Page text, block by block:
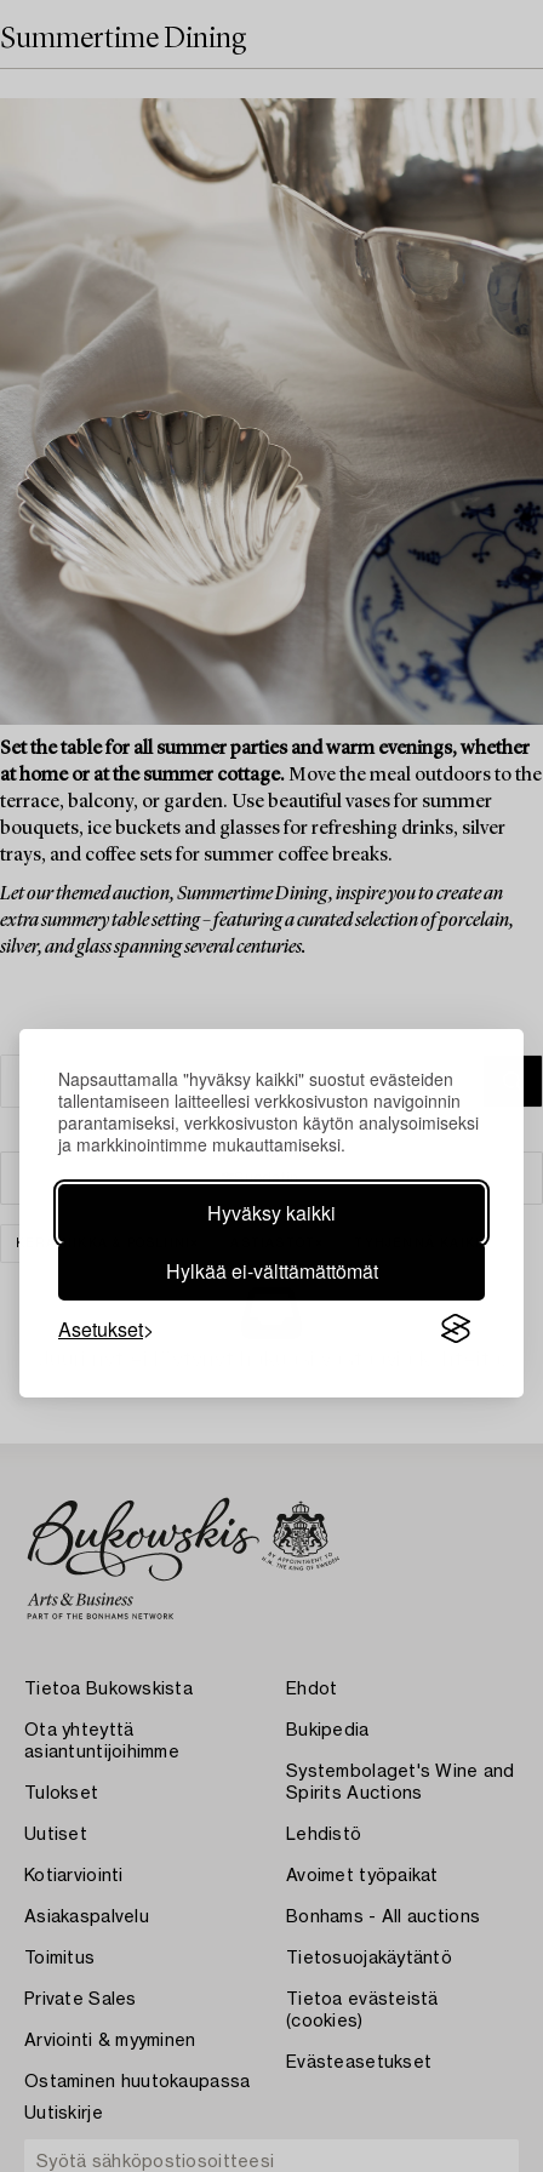
Napsauttamalla "hyväksy kaikki" suostut evästeiden
tallentamiseen laitteellesi verkkosivuston navigoinnin
parantamiseksi, verkkosivuston käytön analysoimiseksi
ja markkinointimme mukauttamiseksi.
Hyväksy kaikki
Hylkää ei-välttämättömät
Asetukset
Summertime Dining
Set the table for all summer parties and warm evenings, whether
at home or at the summer cottage.Move the meal outdoors to the
terrace, balcony, or garden. Use beautiful vases for summer
bouquets, ice buckets and glasses for refreshing drinks, silver
trays, and coffee sets for summer coffee breaks.
Let our themed auction, Summertime Dining, inspire you to create an
extra summery table setting – featuring a curated selection of porcelain,
silver, and glass spanning several centuries.
Suodatin
KERAMIIKKA & POSLIINI TYHJENNÄ KAIKKI
Tietoa Bukowskista
Ota yhteyttä
asiantuntijoihimme
Tulokset
Uutiset
Kotiarviointi
Asiakaspalvelu
Toimitus
Private Sales
Arviointi & myyminen
Ostaminen huutokaupassa
Ehdot
Bukipedia
Systembolaget's Wine and
Spirits Auctions
Lehdistö
Avoimet työpaikat
Bonhams - All auctions
Tietosuojakäytäntö
Tietoa evästeistä
(cookies)
Evästeasetukset
Uutiskirje